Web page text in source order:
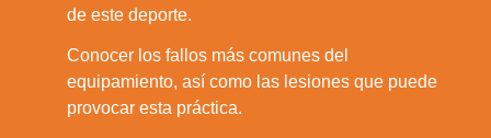
de este deporte.
Conocer los fallos más comunes del
equipamiento, así como las lesiones que puede
provocar esta práctica.